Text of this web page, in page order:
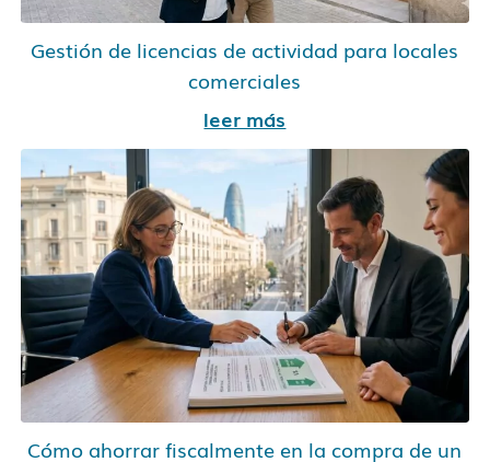
Gestión de licencias de actividad para locales
comerciales
leer más
Cómo ahorrar fiscalmente en la compra de un